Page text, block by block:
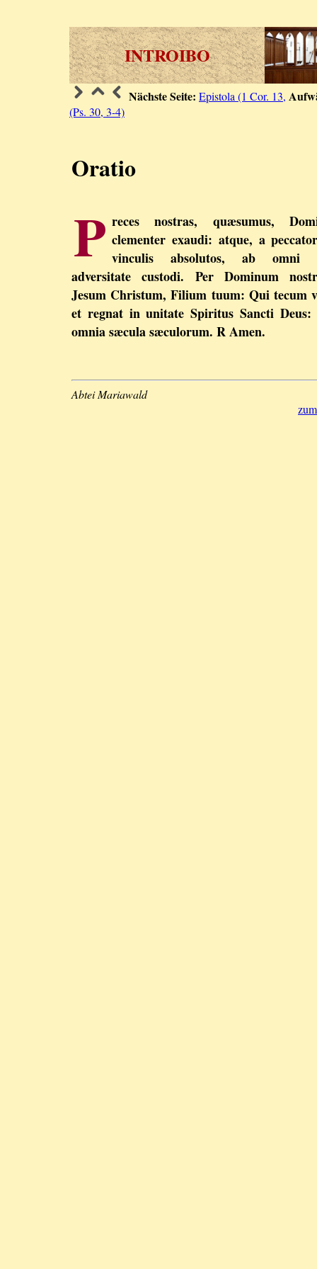
INTROIBO
Nächste Seite: Epistola (1 Cor. 13,
(Ps. 30, 3-4)
Oratio
P reces nostras, quæsumus,
clementer exaudi: atque, a
vinculis absolutos, ab omni
adversitate custodi. Per Dominum
Jesum Christum, Filium tuum: Qui tecum
et regnat in unitate Spiritus Sancti Deus:
omnia sæcula sæculorum. R Amen.
Abtei Mariawald